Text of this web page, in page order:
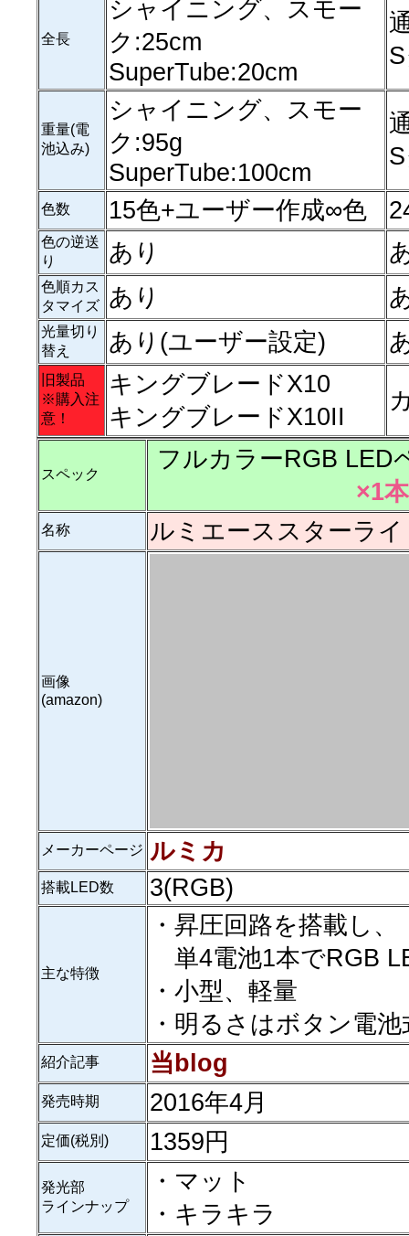
全長
シャイニング、スモー
ク:25cm
SuperTube:20cm
重量(電
池込み)
シャイニング、スモー
ク:95g
SuperTube:100cm
色数 15色+ユーザー作成∞色
色の逆送
り
あり
色順カス
タマイズ
あり
光量切り
替え
あり(ユーザー設定)
旧製品
※購入注
意！
キングブレードX10
キングブレードX10II
スペック
フルカラーRGB LED
×1
名称 ルミエーススターライ
画像
(amazon)
メーカーページ ルミカ
搭載LED数 3(RGB)
主な特徴
・昇圧回路を搭載し、
単4電池1本でRGB
・小型、軽量
・明るさはボタン電
紹介記事 当blog
発売時期 2016年4月
定価(税別) 1359円
発光部
ラインナップ
・マット
・キラキラ